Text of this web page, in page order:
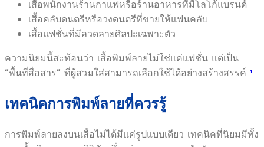
เสื้อพนักงานร้านกาแฟหรือร้านอาหารที่มีโลโก้แบรนด์
เสื้อคลับดนตรีหรือวงดนตรีที่ขายให้แฟนคลับ
เสื้อแฟชั่นที่มีลวดลายศิลปะเฉพาะตัว
ความนิยมนี้สะท้อนว่า เสื้อพิมพ์ลายไม่ใช่แค่แฟชั่น แต่เป็น
“พื้นที่สื่อสาร” ที่ผู้สวมใส่สามารถเลือกใช้ได้อย่างสร้างสรรค์ ¹
เทคนิคการพิมพ์ลายที่ควรรู้
การพิมพ์ลายลงบนเสื้อไม่ได้มีแค่รูปแบบเดียว เทคนิคที่นิยมมีทั้ง